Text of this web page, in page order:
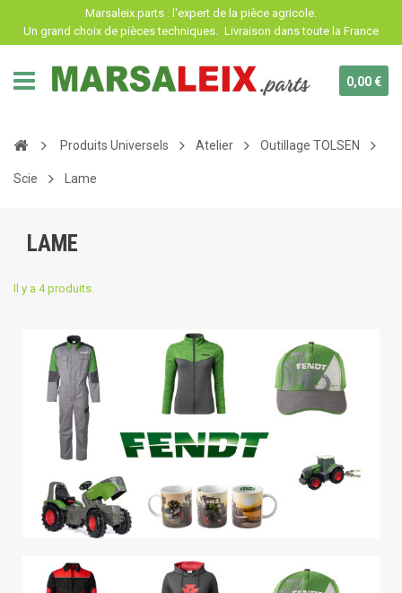
Marsaleix.parts : l'expert de la pièce agricole.
Un grand choix de pièces techniques. Livraison dans toute la France
0,00 €
Produits Universels Atelier Outillage TOLSEN
Scie Lame
LAME
Il y a 4 produits.
Panneau de gestion des cookies